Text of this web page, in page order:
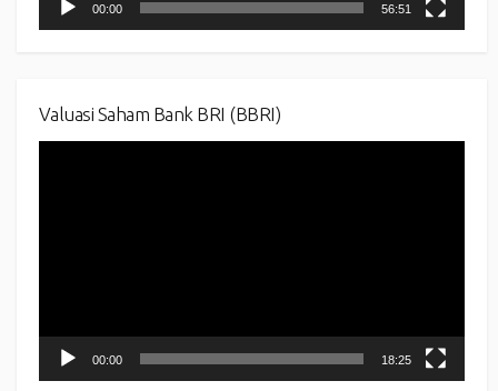
00:00 56:51
Valuasi Saham Bank BRI (BBRI)
00:00 18:25